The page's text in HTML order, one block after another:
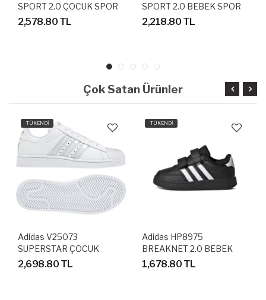
SPORT 2.0 ÇOCUK SPOR
AYAKKABI
2,578.80 TL
SPORT 2.0 BEBEK SPOR
AYAKKABI
2,218.80 TL
Çok Satan Ürünler
TÜKENDİ
Adidas V25073
SUPERSTAR ÇOCUK
AYAKKABI
2,698.80 TL
TÜKENDİ
Adidas HP8975
BREAKNET 2.0 BEBEK
SPOR AYAKKABI
1,678.80 TL